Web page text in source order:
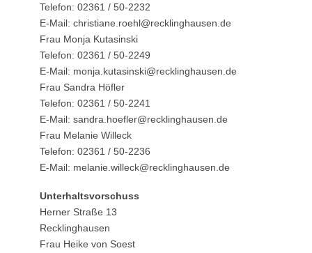
Telefon: 02361 / 50-2232
E-Mail: christiane.roehl@recklinghausen.de
Frau Monja Kutasinski
Telefon: 02361 / 50-2249
E-Mail: monja.kutasinski@recklinghausen.de
Frau Sandra Höfler
Telefon: 02361 / 50-2241
E-Mail: sandra.hoefler@recklinghausen.de
Frau Melanie Willeck
Telefon: 02361 / 50-2236
E-Mail: melanie.willeck@recklinghausen.de
Unterhaltsvorschuss
Herner Straße 13
Recklinghausen
Frau Heike von Soest